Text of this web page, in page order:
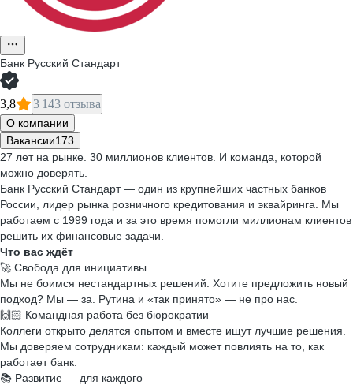
Банк Русский Стандарт
3,8 3 143 отзыва
О компании
Вакансии173
27 лет на рынке. 30 миллионов клиентов. И команда, которой
можно доверять.
Банк Русский Стандарт — один из крупнейших частных банков
России, лидер рынка розничного кредитования и эквайринга. Мы
работаем с 1999 года и за это время помогли миллионам клиентов
решить их финансовые задачи.
Что вас ждёт
🚀 Свобода для инициативы
Мы не боимся нестандартных решений. Хотите предложить новый
подход? Мы — за. Рутина и «так принято» — не про нас.
🙌🏻 Командная работа без бюрократии
Коллеги открыто делятся опытом и вместе ищут лучшие решения.
Мы доверяем сотрудникам: каждый может повлиять на то, как
работает банк.
📚 Развитие — для каждого